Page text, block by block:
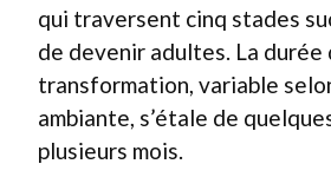
qui traversent cinq stades
de devenir adultes. La
transformation, variable
ambiante, s’étale de
plusieurs mois.